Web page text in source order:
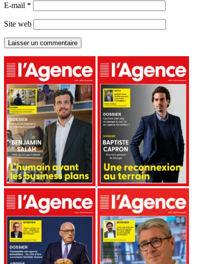
E-mail *
Site web